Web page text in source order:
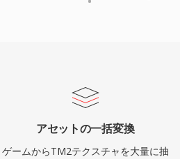
アセットの一括変換
ゲームからTM2テクスチャを大量に抽